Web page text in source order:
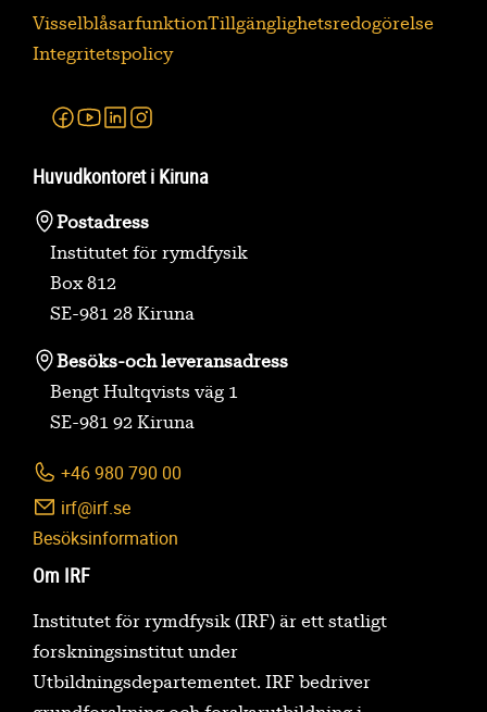
VisselblåsarfunktionTillgänglighetsredogörelse
Integritetspolicy
Facebook
YoutubeLinkedin
Huvudkontoret i Kiruna
Postadress
Institutet för rymdfysik
Box 812
SE-981 28 Kiruna
Besöks-och leveransadress
Bengt Hultqvists väg 1
SE-981 92 Kiruna
+46 980 790 00
irf@irf.se
Besöksinformation
Om IRF
Institutet för rymdfysik (IRF) är ett statligt
forskningsinstitut under
Utbildningsdepartementet. IRF bedriver